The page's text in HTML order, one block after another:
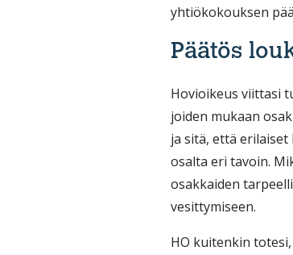
yhtiökokouksen
Päätös
Hovioikeus viittasi
joiden mukaan
ja sitä, että
osalta eri tavoin.
osakkaiden
vesittymiseen.
HO kuitenkin